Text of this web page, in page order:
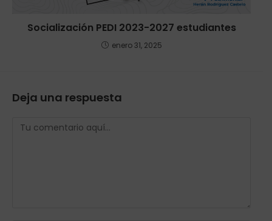
Socialización PEDI 2023-2027 estudiantes
enero 31, 2025
Deja una respuesta